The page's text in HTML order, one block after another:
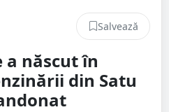
Salvează
a născut în
din Satu